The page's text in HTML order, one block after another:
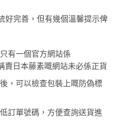
好完善，但有幾個溫馨提示俾
有一個官方網站係
賣日本藤素嘅網站未必係正貨
，可以檢查包裝上嘅防偽標
訂單號碼，方便查詢送貨進